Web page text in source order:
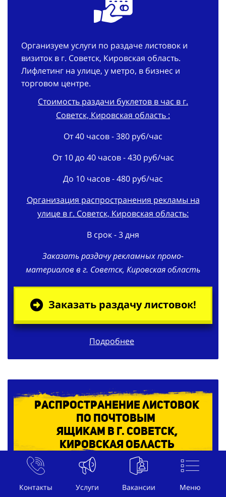
Контакты Услуги Вакансии Меню
Организуем услуги по раздаче листовок и
визиток в г. Советск, Кировская область.
Лифлетинг на улице, у метро, в бизнес и
торговом центре.
Стоимость раздачи буклетов в час в г.
Советск, Кировская область :
От 40 часов - 380 руб/час
От 10 до 40 часов - 430 руб/час
До 10 часов - 480 руб/час
Организация распространения рекламы на
улице в г. Советск, Кировская область:
В срок - 3 дня
Заказать раздачу рекламных промо-
материалов в г. Советск, Кировская область
Заказать раздачу листовок!
Подробнее
Распространение листовок
по почтовым
ящикам в г. Советск,
Кировская область